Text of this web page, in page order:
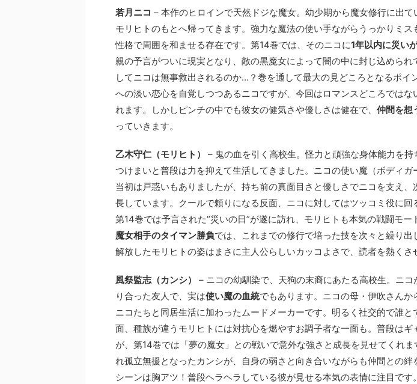
若月ニコ – 本作のヒロインで天然ドジな魔女。幼少期から魔女修行に出て
モリヒトのもとへ帰ってきます。強力な魔法の使い手ながらうっかりミス
性格で周囲を和ませる存在です。第14巻では、そのニコに1年以内に災い
親の予言がついに現実となり、敵の黒魔女によって闇の中に封じ込められ
してニコは無事救出されるのか…？巻を通して最大の見どころとなるポイ
への淡い恋心を自覚しつつあるニコですが、今回はロマンスどころではな
れます。しかしピンチの中でも彼女の健気さや優しさは健在で、 仲間を想
っていきます。
乙木守仁（モリヒト）
– 鬼の血を引く高校生。怪力と頑強な身体能力を
つけまいと普段は力を抑えて生活してきました。ニコの使い魔（ボディガ
当初は戸惑いもありましたが、持ち前の真面目さと優しさでニコを支え、
長しています。クールで頼りになる反面、ニコに対してはツッコミ役に回
第14巻では予言された“災いの日”が遂に訪れ、モリヒトも本気の戦闘モー
魔女相手のタイマン勝負では、これまでの修行で培った技を次々と繰り出
解放したモリヒトの姿はまさに主人公らしいカッコよさで、読者を熱くさ
風祭監志（カンシ）
– ニコの幼馴染で、天狗の末裔にあたる高校生。ニコ
り合った友人で、実は使い魔の血統でもあります。ニコの母・伊吹さんか
ニコたちと同居生活に加わったムードメーカーです。明るく社交的で誰と
面、種族が違うモリヒトには対抗心を燃やすお調子者な一面も。普段はギ
が、第14巻では「夢の魔女」との戦いで意外な強さと成長を見せてくれ
れ孤立無援となったカンシが、自身の弱さと向き合いながらも仲間との絆
シーンは胸アツ！普段ヘラヘラしている彼が見せる本気の表情に注目です。